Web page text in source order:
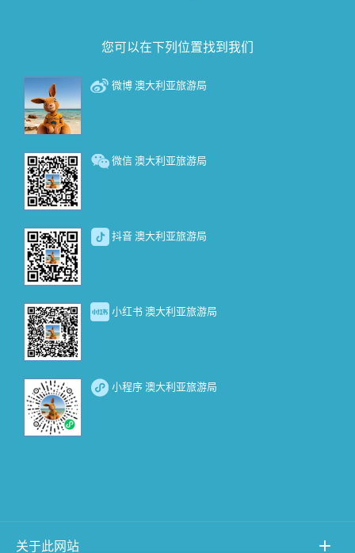
您可以在下列位置找到我们
微博 澳大利亚旅游局
微信 澳大利亚旅游局
抖音 澳大利亚旅游局
小红书 澳大利亚旅游局
小程序 澳大利亚旅游局
关于此网站